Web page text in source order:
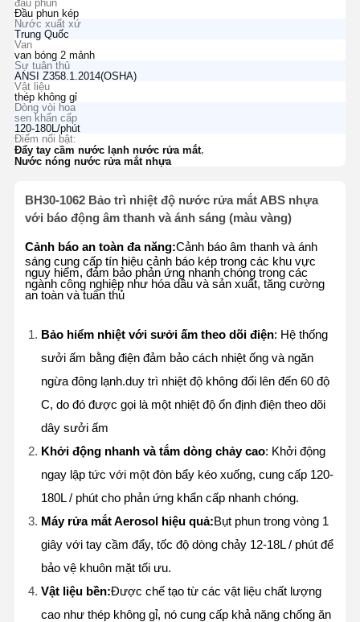
đầu phun
Đầu phun kép
Nước xuất xứ
Trung Quốc
Van
van bóng 2 mảnh
Sự tuân thủ
ANSI Z358.1.2014(OSHA)
Vật liệu
thép không gỉ
Dòng vòi hoa
sen khẩn cấp
120-180L/phút
Điểm nổi bật:
Đẩy tay cầm nước lạnh nước rửa mắt,
Nước nóng nước rửa mắt nhựa
BH30-1062 Bảo trì nhiệt độ nước rửa mắt ABS nhựa
với báo động âm thanh và ánh sáng (màu vàng)
Cảnh báo an toàn đa năng:Cảnh báo âm thanh và ánh
sáng cung cấp tín hiệu cảnh báo kép trong các khu vực
nguy hiểm, đảm bảo phản ứng nhanh chóng trong các
ngành công nghiệp như hóa dầu và sản xuất, tăng cường
an toàn và tuân thủ
Bảo hiểm nhiệt với sưởi ấm theo dõi điện: Hệ thống
sưởi ấm bằng điện đảm bảo cách nhiệt ống và ngăn
ngừa đông lạnh.duy trì nhiệt độ không đổi lên đến 60 độ
C, do đó được gọi là một nhiệt độ ổn định điện theo dõi
dây sưởi ấm
Khởi động nhanh và tắm dòng chảy cao: Khởi động
ngay lập tức với một đòn bẩy kéo xuống, cung cấp 120-
180L / phút cho phản ứng khẩn cấp nhanh chóng.
Máy rửa mắt Aerosol hiệu quả:Bụt phun trong vòng 1
giây với tay cầm đẩy, tốc độ dòng chảy 12-18L / phút để
bảo vệ khuôn mặt tối ưu.
Vật liệu bền:Được chế tạo từ các vật liệu chất lượng
cao như thép không gỉ, nó cung cấp khả năng chống ăn